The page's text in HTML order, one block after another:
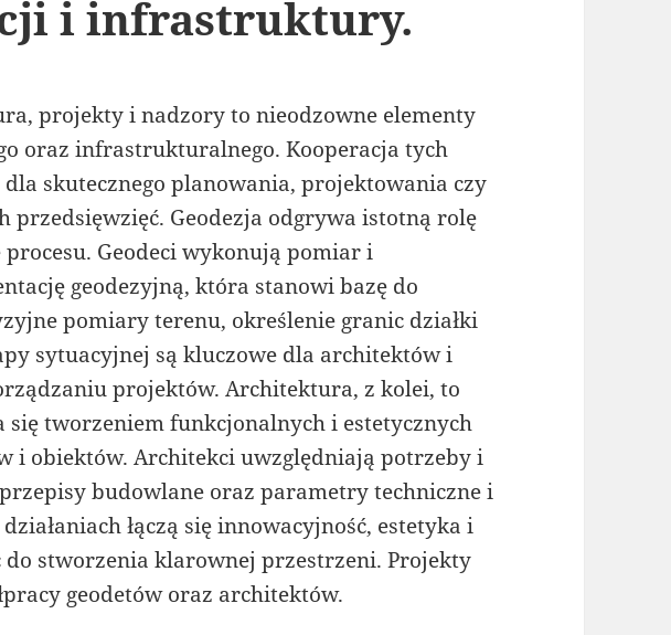
i infrastruktury.
projekty i nadzory to nieodzowne elementy
oraz infrastrukturalnego. Kooperacja tych
skutecznego planowania, projektowania czy
przedsięwzięć. Geodezja odgrywa istotną rolę
Geodeci wykonują pomiar i
geodezyjną, która stanowi bazę do
pomiary terenu, określenie granic działki
sytuacyjnej są kluczowe dla architektów i
projektów. Architektura, z kolei, to
się tworzeniem funkcjonalnych i estetycznych
i obiektów. Architekci uwzględniają potrzeby i
budowlane oraz parametry techniczne i
łączą się innowacyjność, estetyka i
do stworzenia klarownej przestrzeni. Projekty
geodetów oraz architektów.